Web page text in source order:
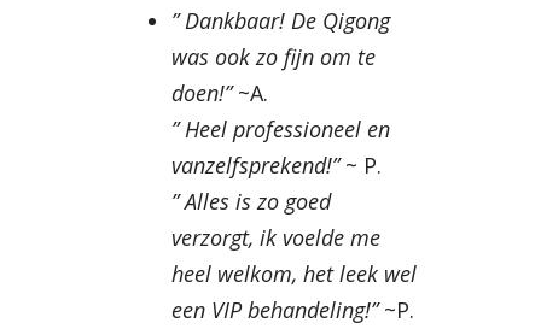
” Dankbaar! De Qigong
was ook zo fijn om te
doen!”~A.
” Heel professioneel en
vanzelfsprekend!”~ P.
” Alles is zo goed
verzorgt, ik voelde me
heel welkom, het leek wel
een VIP behandeling!”~P.